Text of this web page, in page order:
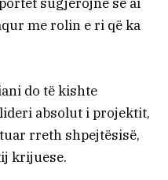
sugjerojnë se ai
me rolin e ri që ka
do të kishte
absolut i projektit,
rreth shpejtësisë,
krijuese.